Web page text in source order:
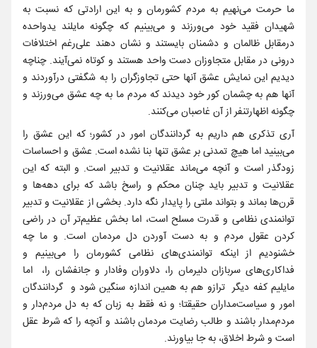
ما حرمت می‌نهیم به مردم کشورمان و به این ارادتی که نسبت به
شهیدان فقید خود می‌ورزند و می‌بینیم که چگونه مایلند یدواحده
درمقابل ظالمان و دشمنان بایستند و نشان دهند علی‌رغم اختلافات
درونی در مقابل متجاوزان دست واحد هستند و کوتاه نمی‌آیند. چناچه
دیدیم این نمایش عشق آنها حتی تجاوزگران را به شگفتی درآوردند و
آنها هم به چشمان کور خود دیدند که مردم ما به چه عشق می‌ورزند و
چگونه اظهارتنفر از آن غاصبان می‌کنند.
آری تذکری هم داریم به گردانندگان امور در کشور؛ که این عشق را
می‎‌بینید اما هیچ تمدنی بر عشق تنها بنا نشده است. عشق و احساسات
زودگذر است و آنچه می‌ماند عقلانیت و تدبیر است. و البته که این
عقلانیت و تدبیر باید چنان محکم و راسخ باشد که برای دهه‌ها و
قرن‌ها بماند و بتواند ملتی را پایدار نگه دارد. بخشی از عقلانیت و تدبیر
توانمندی نظامی و قدرت مسلح است، اما بخش عظیم‌تر آن در راضی
کردن عقول مردم و به دست آوردن دل مردمان است. و ما چه
خشنودیم از اینکه توانمندی‌های نظامی کشورمان را می‌بینیم و
فداکاری‌های سربازان دلیرمان را، دلاوران وفادار و جانفشان را، اما
مایلیم کفه دیگر ترازو هم به همین اندازه سنگین شود و گردانندگان
امور و سیاست‌مداران حقیقتا؛ و نه فقط به زبان که به دل مردم‌دار و
مردم‌مدار باشند و طالب رضایت مردمان باشند و آنچه را که شرط عقل
است و شرط اخلاق، به جا بیاورند.